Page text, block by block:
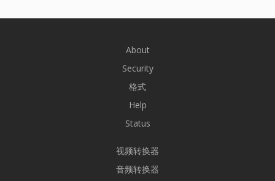
About
Security
格式
Help
Status
视频转换器
音频转换器